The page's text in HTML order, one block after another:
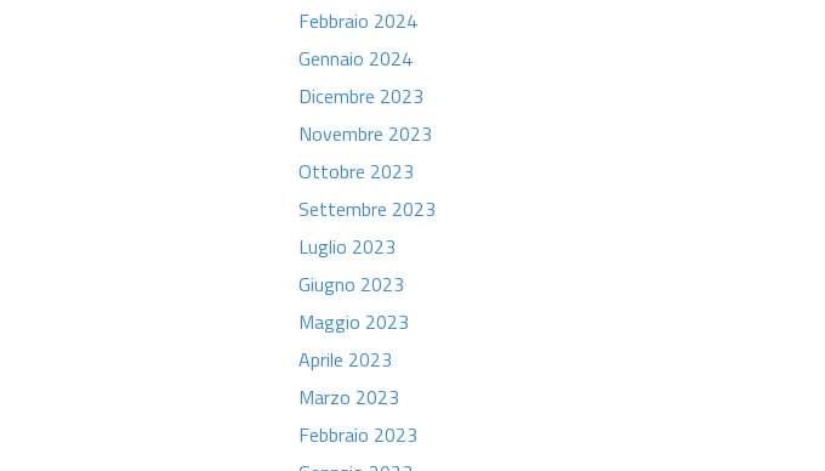
Febbraio 2024
Gennaio 2024
Dicembre 2023
Novembre 2023
Ottobre 2023
Settembre 2023
Luglio 2023
Giugno 2023
Maggio 2023
Aprile 2023
Marzo 2023
Febbraio 2023